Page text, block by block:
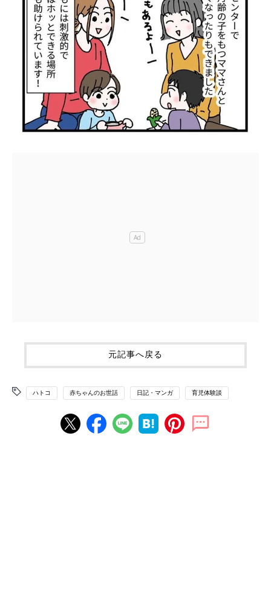
元記事へ戻る
ハトコ 赤ちゃんのお世話 日記・マンガ 育児体験談